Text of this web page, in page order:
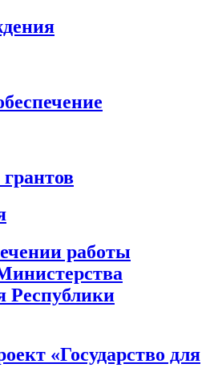
работы
Республики
«Государство для